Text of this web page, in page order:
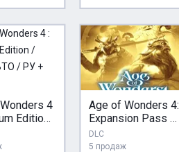
4
Edition
АВТО /
Age of Wonders 4:
Expansion Pass 2
EGS DLC (PC)
DLC
5 продаж